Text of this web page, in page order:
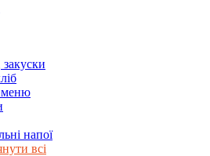
меню
напої
всі